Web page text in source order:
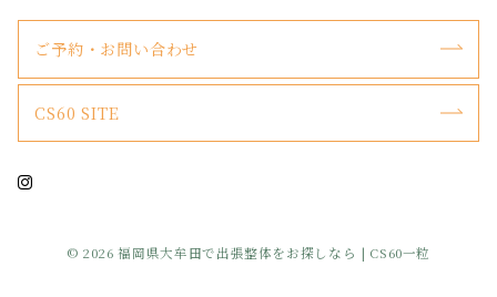
ご予約・お問い合わせ
CS60 SITE
© 2026福岡県大牟田で出張整体をお探しなら | CS60一粒